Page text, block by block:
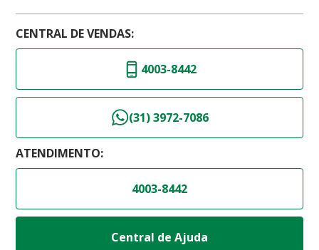
CENTRAL DE VENDAS:
4003-8442
(31) 3972-7086
ATENDIMENTO:
4003-8442
Central de Ajuda